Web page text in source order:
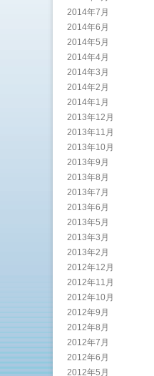
2014年7月
2014年6月
2014年5月
2014年4月
2014年3月
2014年2月
2014年1月
2013年12月
2013年11月
2013年10月
2013年9月
2013年8月
2013年7月
2013年6月
2013年5月
2013年3月
2013年2月
2012年12月
2012年11月
2012年10月
2012年9月
2012年8月
2012年7月
2012年6月
2012年5月